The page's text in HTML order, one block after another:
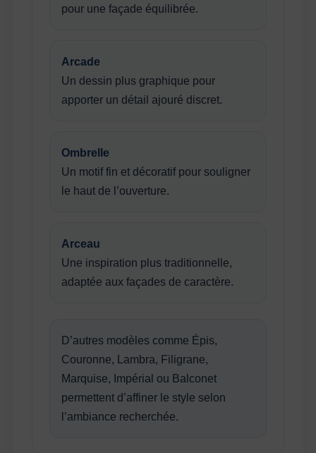
pour une façade équilibrée.
Arcade
Un dessin plus graphique pour
apporter un détail ajouré discret.
Ombrelle
Un motif fin et décoratif pour souligner
le haut de l’ouverture.
Arceau
Une inspiration plus traditionnelle,
adaptée aux façades de caractère.
D’autres modèles comme Épis,
Couronne, Lambra, Filigrane,
Marquise, Impérial ou Balconet
permettent d’affiner le style selon
l’ambiance recherchée.